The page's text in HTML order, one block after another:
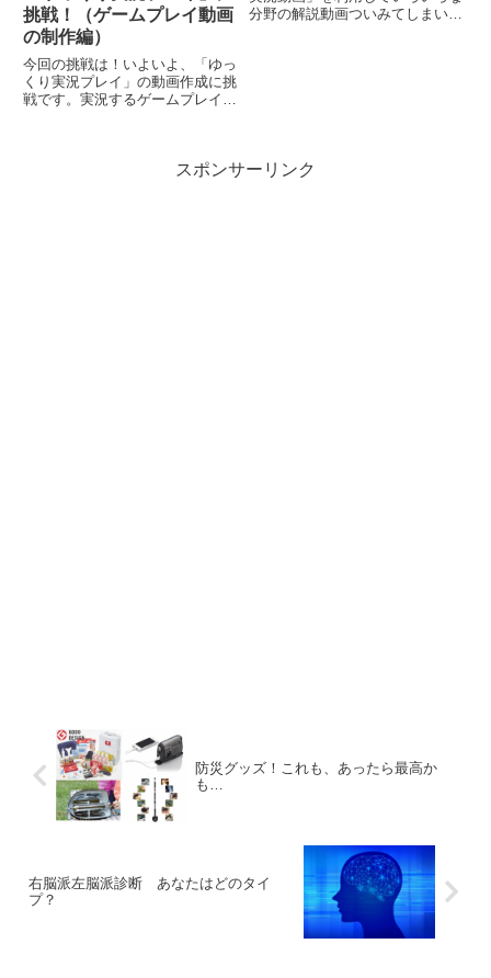
挑戦！（ゲームプレイ動画
の制作編）
今回の挑戦は！いよいよ、「ゆっ
くり実況プレイ」の動画作成に挑
戦です。実況するゲームプレイし
DVDレコーダー収録するなど方
分野の解説動画ついみてしまいま
スポンサーリンク
防災グッズ！これも、あったら最高か
も…
右脳派左脳派診断 あなたはどのタイ
プ？